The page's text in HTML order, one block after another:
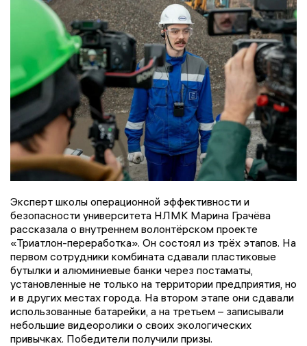
Эксперт школы операционной эффективности и
безопасности университета НЛМК Марина Грачёва
рассказала о внутреннем волонтёрском проекте
«Триатлон-переработка». Он состоял из трёх этапов. На
первом сотрудники комбината сдавали пластиковые
бутылки и алюминиевые банки через постаматы,
установленные не только на территории предприятия, но
и в других местах города. На втором этапе они сдавали
использованные батарейки, а на третьем – записывали
небольшие видеоролики о своих экологических
привычках. Победители получили призы.